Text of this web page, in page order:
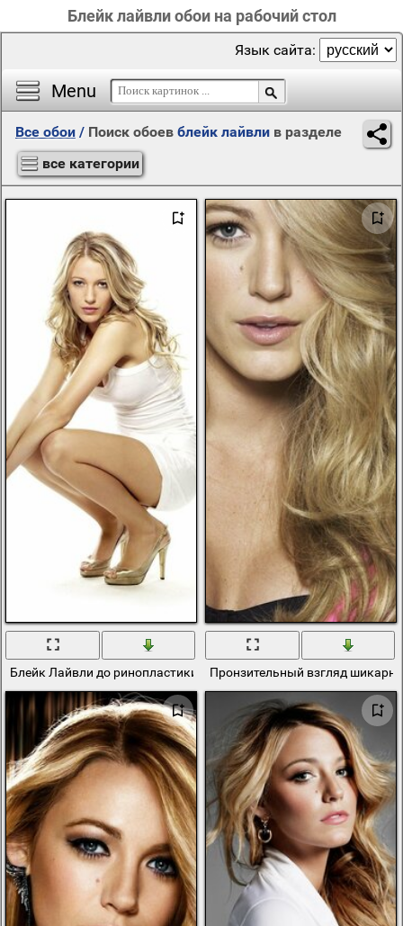
Блейк лайвли обои на рабочий стол
Menu
Язык сайта:
Все обои / Поиск обоев блейк лайвли в разделе
все категории
Блейк Лайвли до ринопластики и замужества с Райаном
Пронзительный взгляд